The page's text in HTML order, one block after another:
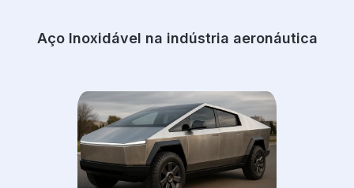
Aço Inoxidável na indústria aeronáutica